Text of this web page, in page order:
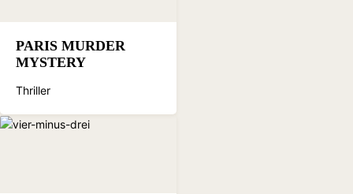
PARIS MURDER
MYSTERY
Thriller